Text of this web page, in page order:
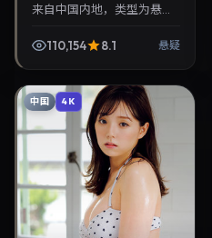
来自中国内地，类型为悬
政民等参与演出。2026年1
110,154 8.1 悬疑
中国 4K